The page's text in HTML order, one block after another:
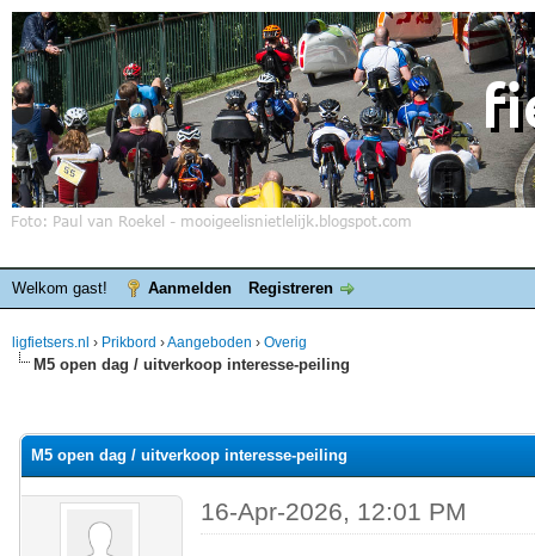
Welkom gast! Aanmelden Registreren
ligfietsers.nl › Prikbord ›Aangeboden › Overig
M5 open dag / uitverkoop interesse-peiling
M5 open dag / uitverkoop interesse-peiling
16-Apr-2026, 12:01 PM